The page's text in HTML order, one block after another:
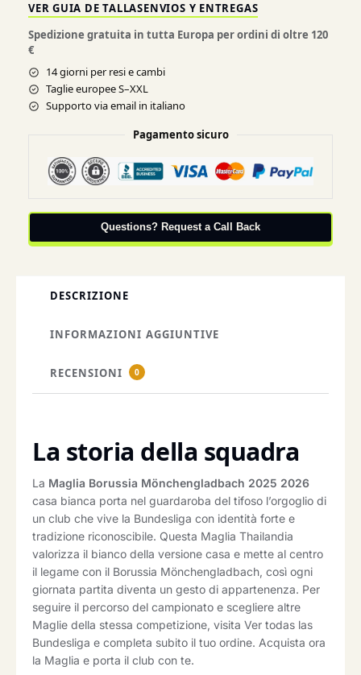
VER GUIA DE TALLASENVIOS Y ENTREGAS
Spedizione gratuita in tutta Europa per ordini di oltre 120
€
14 giorni per resi e cambi
Taglie europee S–XXL
Supporto via email in italiano
Pagamento sicuro
Questions? Request a Call Back
DESCRIZIONE
INFORMAZIONI AGGIUNTIVE
RECENSIONI 0
La storia della squadra
La Maglia Borussia Mönchengladbach 2025 2026
casa bianca porta nel guardaroba del tifoso l’orgoglio di
un club che vive la Bundesliga con identità forte e
tradizione riconoscibile. Questa Maglia Thailandia
valorizza il bianco della versione casa e mette al centro
il legame con il Borussia Mönchengladbach, così ogni
giornata partita diventa un gesto di appartenenza. Per
seguire il percorso del campionato e scegliere altre
Maglie della stessa competizione, visita Ver todas las
Bundesliga e completa subito il tuo ordine. Acquista ora
la Maglia e porta il club con te.